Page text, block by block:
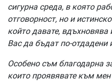
сигурна среда, в която
отговорност, но и
който давате,
Вас да бъдат по-отдадени
Особено съм благодарна
които проявявате към